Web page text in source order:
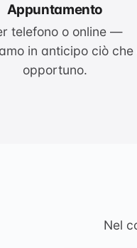
Appuntamento
telefono o online —
in anticipo ciò che
opportuno.
Nel